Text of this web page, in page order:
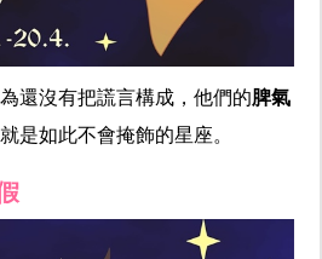
還沒有把謊言構成，他們的脾氣
是如此不會掩飾的星座。